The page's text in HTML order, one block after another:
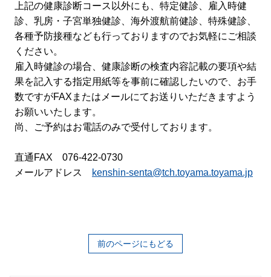
上記の健康診断コース以外にも、特定健診、雇入時健
診、乳房・子宮単独健診、海外渡航前健診、特殊健診、
各種予防接種なども行っておりますのでお気軽にご相談
ください。
雇入時健診の場合、健康診断の検査内容記載の要項や結
果を記入する指定用紙等を事前に確認したいので、お手
数ですがFAXまたはメールにてお送りいただきますよう
お願いいたします。
尚、ご予約はお電話のみで受付しております。
直通FAX 076-422-0730
メールアドレス
kenshin-senta@tch.toyama.toyama.jp
前のページにもどる